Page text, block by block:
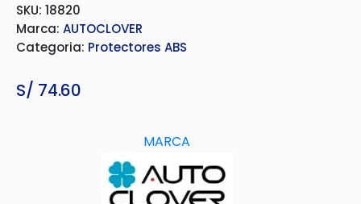
SKU: 18820
Marca: AUTOCLOVER
Categoria: Protectores ABS
S/ 74.60
MARCA